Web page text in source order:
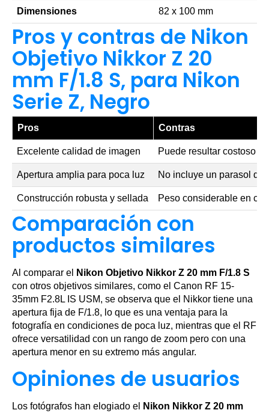
Dimensiones 82 x 100 mm
Pros y contras de Nikon
Objetivo Nikkor Z 20
mm F/1.8 S, para Nikon
Serie Z, Negro
Pros Contras
Excelente calidad de imagen Puede resultar costoso
Apertura amplia para poca luz No incluye un parasol de
Construcción robusta y sellada Peso considerable en
Comparación con
productos similares
Al comparar el
Nikon Objetivo Nikkor Z 20 mm F/1.8 S
con otros objetivos similares, como el Canon RF 15-
35mm F2.8L IS USM, se observa que el Nikkor tiene una
apertura fija de F/1.8, lo que es una ventaja para la
fotografía en condiciones de poca luz, mientras que el RF
ofrece versatilidad con un rango de zoom pero con una
apertura menor en su extremo más angular.
Opiniones de usuarios
Los fotógrafos han elogiado el Nikon Nikkor Z 20 mm